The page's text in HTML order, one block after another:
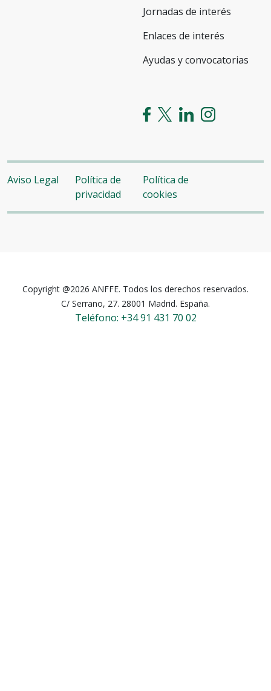
Jornadas de interés
Enlaces de interés
Ayudas y convocatorias
Aviso Legal
Política de
privacidad
Política de
cookies
Copyright @2026 ANFFE. Todos los derechos reservados.
C/ Serrano, 27. 28001 Madrid. España.
Teléfono: +34 91 431 70 02